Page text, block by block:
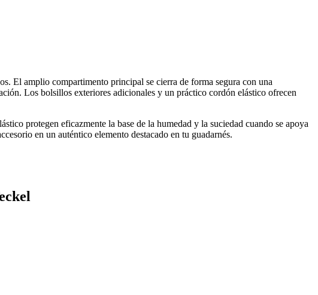
El amplio compartimento principal se cierra de forma segura con una
Los bolsillos exteriores adicionales y un práctico cordón elástico ofrecen
protegen eficazmente la base de la humedad y la suciedad cuando se apoya
en un auténtico elemento destacado en tu guadarnés.